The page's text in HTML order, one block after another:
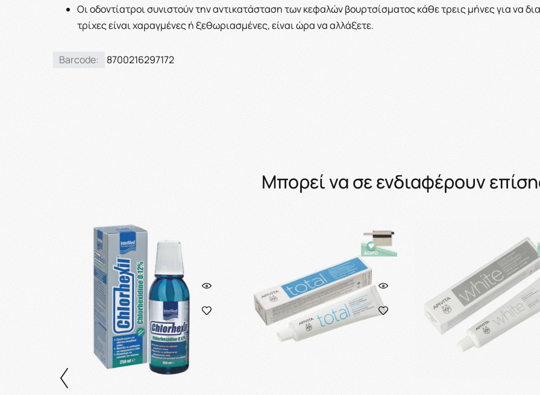
Οι οδοντίατροι συνιστούν την αντικατάσταση των κεφαλών βουρτσίσματος κάθε τρεις μήνες για να
τρίχες είναι χαραγμένες ή ξεθωριασμένες, είναι ώρα να αλλάξετε.
Barcode: 8700216297172
Μπορεί να σε ενδιαφέρουν